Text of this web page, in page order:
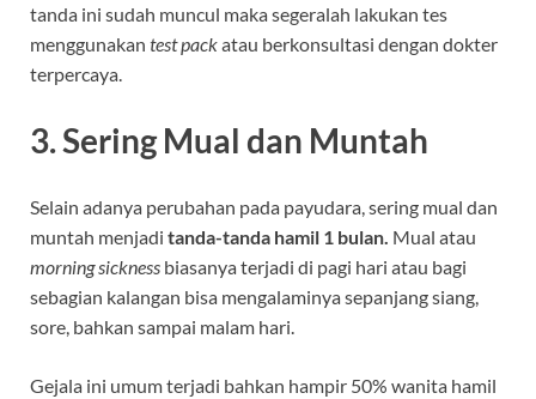
tanda ini sudah muncul maka segeralah lakukan tes
menggunakan test packatau berkonsultasi dengan dokter
terpercaya.
3. Sering Mual dan Muntah
Selain adanya perubahan pada payudara, sering mual dan
muntah menjadi tanda-tanda hamil 1 bulan. Mual atau
morning sickness biasanya terjadi di pagi hari atau bagi
sebagian kalangan bisa mengalaminya sepanjang siang,
sore, bahkan sampai malam hari.
Gejala ini umum terjadi bahkan hampir 50% wanita hamil